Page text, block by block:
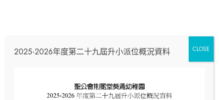
2025-2026年度第二十九屆升小派位概況資料 CLOSE